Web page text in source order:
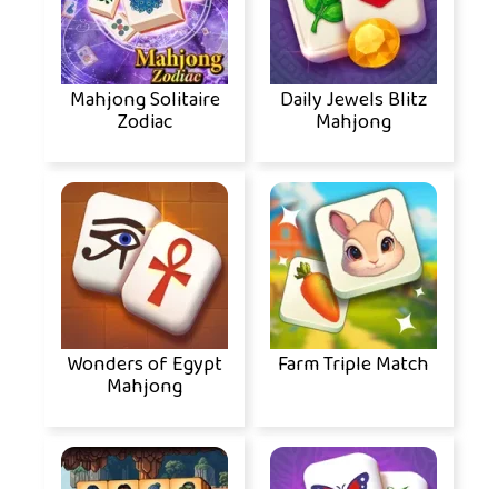
Mahjong Solitaire
Zodiac
Daily Jewels Blitz
Mahjong
Wonders of Egypt
Mahjong
Farm Triple Match